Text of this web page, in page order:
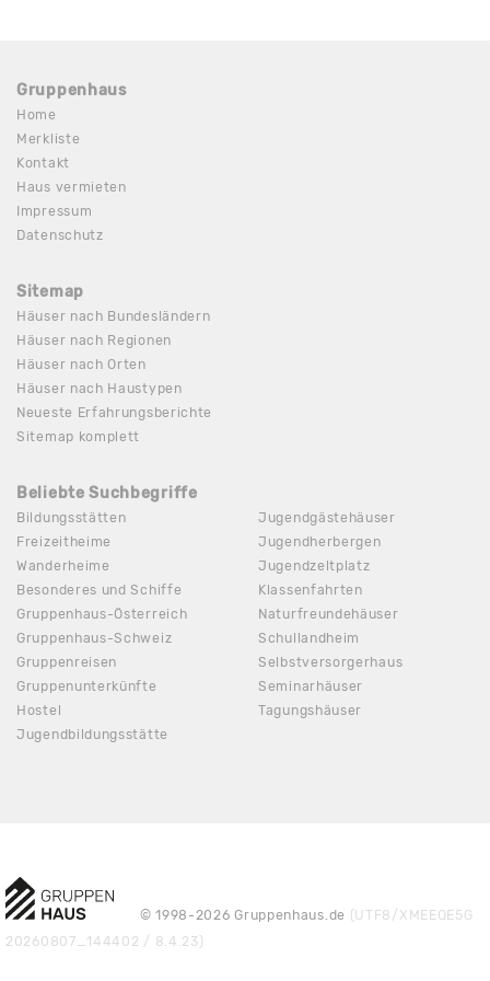
Gruppenhaus
Home
Merkliste
Kontakt
Haus vermieten
Impressum
Datenschutz
Sitemap
Häuser nach Bundesländern
Häuser nach Regionen
Häuser nach Orten
Häuser nach Haustypen
Neueste Erfahrungsberichte
Sitemap komplett
Beliebte Suchbegriffe
Bildungsstätten
Freizeitheime
Wanderheime
Besonderes und Schiffe
Gruppenhaus-Österreich
Gruppenhaus-Schweiz
Gruppenreisen
Gruppenunterkünfte
Hostel
Jugendbildungsstätte
Jugendgästehäuser
Jugendherbergen
Jugendzeltplatz
Klassenfahrten
Naturfreundehäuser
Schullandheim
Selbstversorgerhaus
Seminarhäuser
Tagungshäuser
© 1998-2026 Gruppenhaus.de (UTF8/XMEEQE5G
20260807_144402 / 8.4.23)